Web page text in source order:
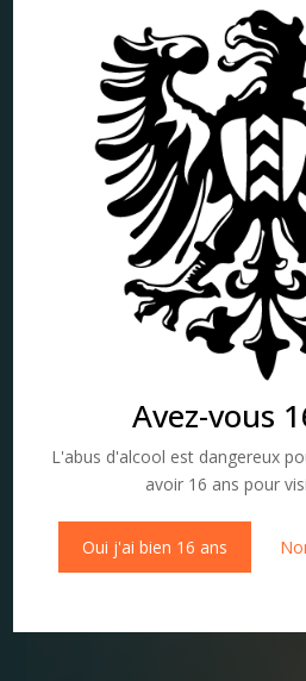
Avez-vous
L'abus d'alcool est dangereux
avoir 16 ans pour
Oui j'ai bien 16 ans